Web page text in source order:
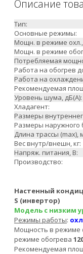
Описание
Тип:
Основные режимы:
Мощн. в режиме охл.,
Мощн. в режиме
Потребляемая
Работа на обогрев
Работа на
Рекомендуемая
Уровень шума, дБ(А):
Хладагент:
Размеры
Размеры наружного
Длина трассы (max),
Вес внутр/внешн, кг:
Напряж. питания, В:
Производство:
Настенный
S (инвертор)
Модель с низким
Режимы работы:
Мощность в режиме
режиме обогрева
Рекомендуемая